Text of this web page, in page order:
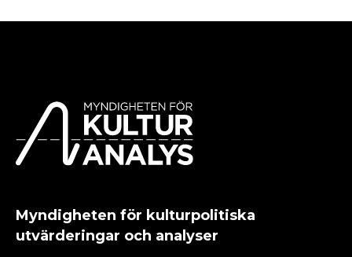
Myndigheten för kulturpolitiska
utvärderingar och analyser